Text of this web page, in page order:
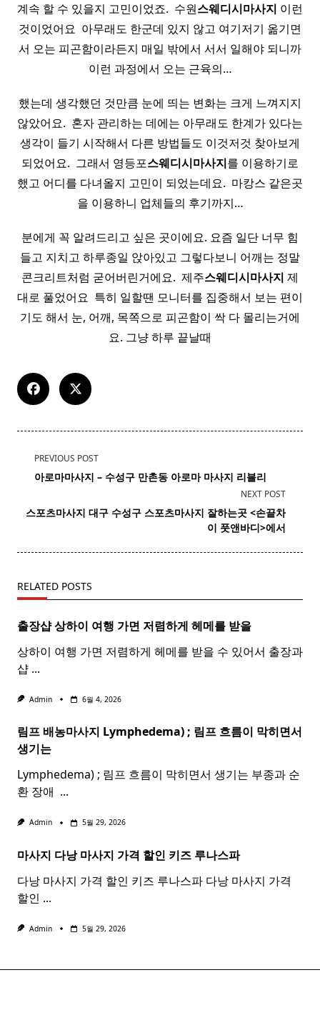
계속 할 수 있을지 고민이었죠. ​ 수원스웨디시마사지 이런
것이었어요 ​ 아무래도 한군데 있지 않고 여기저기 옮기면
서 오는 피곤함이라든지 매일 밖에서 서서 일해야 되니까
이런 과정에서 오는 근육의…
했는데 생각했던 것만큼 눈에 띄는 변화는 크게 느껴지지
않았어요. ​ 혼자 관리하는 데에는 아무래도 한계가 있다는
생각이 들기 시작해서 다른 방법들도 이것저것 찾아보게
되었어요. ​ 그래서 영등포스웨디시마사지를 이용하기로
했고 어디를 다녀올지 고민이 되었는데요. ​ 마캉스 같은곳
을 이용하니 업체들의 후기까지…
분에게 꼭 알려드리고 싶은 곳이에요. 요즘 일단 너무 힘
들고 지치고 하루종일 앉아있고 그렇다보니 어깨는 정말
콘크리트처럼 굳어버린거에요. ​ 제주스웨디시마사지 제
대로 풀었어요 ​ 특히 일할땐 모니터를 집중해서 보는 편이
기도 해서 눈, 어깨, 목쪽으로 피곤함이 싹 다 몰리는거에
요. 그냥 하루 끝날때
<span
class="nav-
screen-
PREVIOUS POST
아로마마사지 – 수성구 만촌동 아로마 마사지 리블리
NEXT POST
스포츠마사지 대구 수성구 스포츠마사지 잘하는곳 <손끝차
이 풋앤바디>에서
RELATED POSTS
출장샵 상하이 여행 가면 저렴하게 헤메를 받을
상하이 여행 가면 저렴하게 헤메를 받을 수 있어서 출장과
샵 ...
Admin 6월 4, 2026
림프 배농마사지 Lymphedema) ; 림프 흐름이 막히면서
생기는
Lymphedema) ; 림프 흐름이 막히면서 생기는 부종과 순
환 장애 ​ ...
Admin 5월 29, 2026
마사지 다낭마사지 가격 할인 키즈 루나스파
다낭 마사지 가격 할인 키즈 루나스파 다낭 마사지 가격
할인 ...
Admin 5월 29, 2026